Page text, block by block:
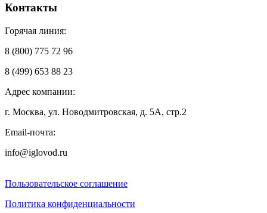
Контакты
Горячая линия:
8 (800) 775 72 96
8 (499) 653 88 23
Адрес компании:
г. Москва, ул. Новодмитровская, д. 5А, стр.2
Email-почта:
info@iglovod.ru
Пользовательское соглашение
Политика конфиденциальности